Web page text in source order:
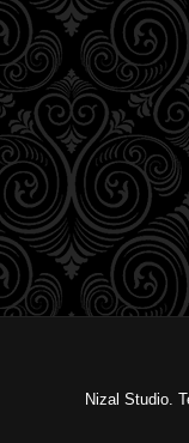
Nizal Studio.